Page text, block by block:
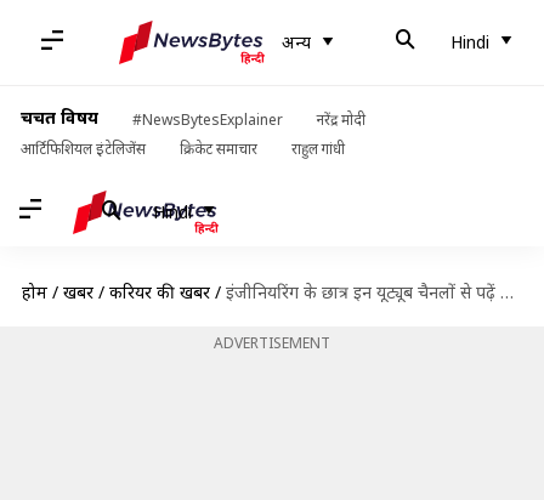
अन्य Hindi
चर्चित विषय #NewsBytesExplainer
नरेंद्र मोदी
आर्टिफिशियल इंटेलिजेंस
क्रिकेट समाचार राहुल गांधी
Hindi
होम / खबरें / करियर की खबरें / इंजीनियरिंग के छात्र इन यूट्यूब चैनलों से पढ़ें आर्टिफिशियल इंटेलिजेंस
ADVERTISEMENT